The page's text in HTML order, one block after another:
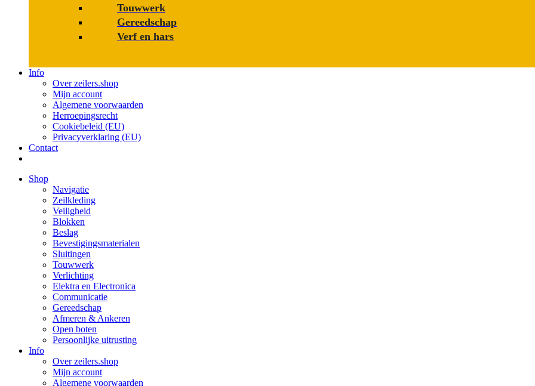
Touwwerk
Gereedschap
Verf en hars
Info
Over zeilers.shop
Mijn account
Algemene voorwaarden
Herroepingsrecht
Cookiebeleid (EU)
Privacyverklaring (EU)
Contact
Shop
Navigatie
Zeilkleding
Veiligheid
Blokken
Beslag
Bevestigings­­materialen
Sluitingen
Touwwerk
Verlichting
Elektra en Electronica
Communicatie
Gereedschap
Afmeren & Ankeren
Open boten
Persoonlijke uitrusting
Info
Over zeilers.shop
Mijn account
Algemene voorwaarden